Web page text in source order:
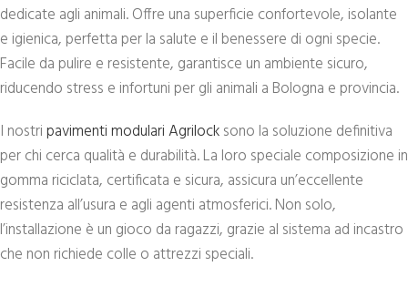
dedicate agli animali. Offre una superficie confortevole, isolante
e igienica, perfetta per la salute e il benessere di ogni specie.
Facile da pulire e resistente, garantisce un ambiente sicuro,
riducendo stress e infortuni per gli animali a Bologna e provincia.
I nostripavimenti modulari Agrilocksono la soluzione definitiva
per chi cerca qualità e durabilità. La loro speciale composizione in
gomma riciclata, certificata e sicura, assicura un’eccellente
resistenza all’usura e agli agenti atmosferici. Non solo,
l’installazione è un gioco da ragazzi, grazie al sistema ad incastro
che non richiede colle o attrezzi speciali.